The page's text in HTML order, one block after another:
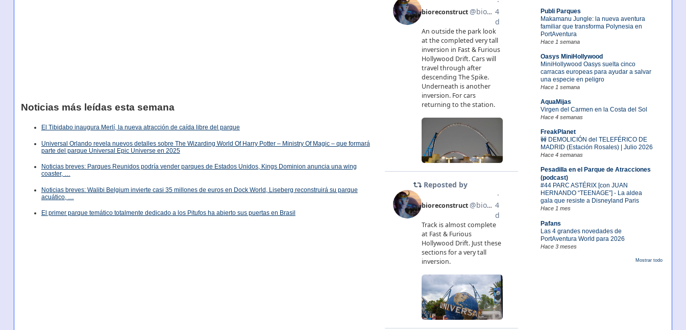
Publi Parques
Makamanu Jungle: la nueva aventura
familiar que transforma Polynesia en
PortAventura
Hace 1 semana
Oasys MiniHollywood
MiniHollywood Oasys suelta cinco
carracas europeas para ayudar a salvar
una especie en peligro
Hace 1 semana
AquaMijas
Virgen del Carmen en la Costa del Sol
Hace 4 semanas
FreakPlanet
🚧 DEMOLICIÓN del TELEFÉRICO DE
MADRID (Estación Rosales) | Julio 2026
Hace 4 semanas
Pesadilla en el Parque de Atracciones
(podcast)
#44 PARC ASTÉRIX [con JUAN
HERNANDO “TEENAGE”] - La aldea
gala que resiste a Disneyland Paris
Hace 1 mes
Pafans
Las 4 grandes novedades de
PortAventura World para 2026
Hace 3 meses
Mostrar todo
Noticias más leídas esta semana
El Tibidabo inaugura Merlí, la nueva atracción de caída libre del parque
Universal Orlando revela nuevos detalles sobre The Wizarding World Of Harry Potter – Ministry Of Magic – que formará
parte del parque Universal Epic Universe en 2025
Noticias breves: Parques Reunidos podría vender parques de Estados Unidos, Kings Dominion anuncia una wing
coaster, …
Noticias breves: Walibi Belgium invierte casi 35 millones de euros en Dock World, Liseberg reconstruirá su parque
acuático, …
El primer parque temático totalmente dedicado a los Pitufos ha abierto sus puertas en Brasil